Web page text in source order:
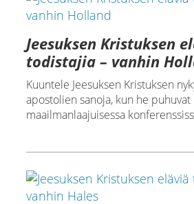
Jeesuksen Kristuksen
todistajia – vanhin
Kuuntele Jeesuksen Kristuksen
apostolien sanoja, kun he
maailmanlaajuisessa